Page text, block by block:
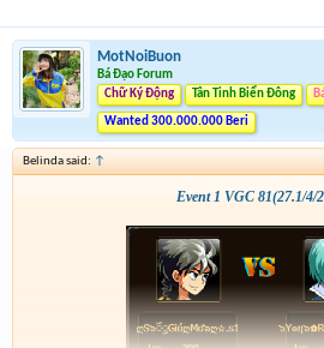
MotNoiBuon
Bá Đạo Forum
Chữ Ký Động
Tân Tinh Biển Đông
Wanted 300.000.000 Beri
Belinda said: ↑
Event 1 VGC 81(27.1/4/